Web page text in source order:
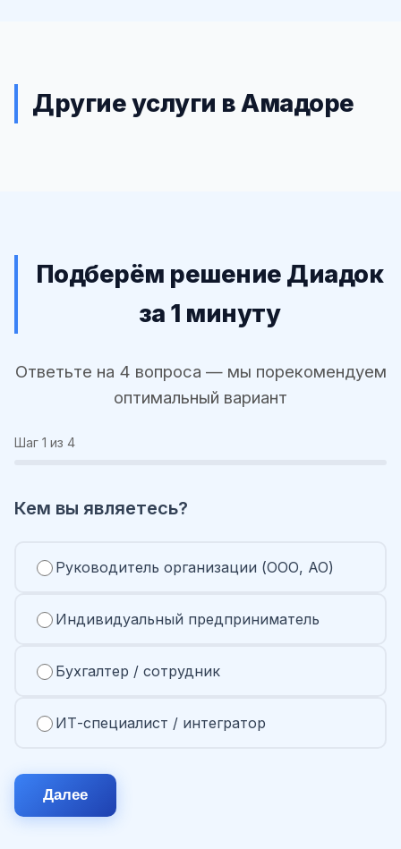
Другие услуги в Амадоре
Подберём решение Диадок
за 1 минуту
Ответьте на 4 вопроса — мы порекомендуем
оптимальный вариант
Шаг 1 из 4
Кем вы являетесь?
Руководитель организации (ООО, АО)
Индивидуальный предприниматель
Бухгалтер / сотрудник
ИТ-специалист / интегратор
Далее